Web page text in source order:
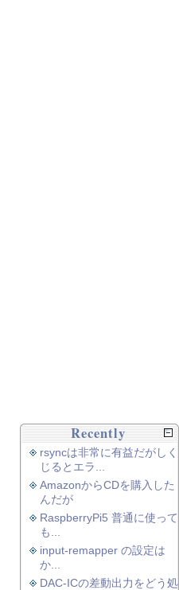
Recently
rsyncは非常に有益だがしく
じるとエラ...
AmazonからCDを購入した
んだが
RaspberryPi5 普通に使って
も...
input-remapper の設定は
か...
DAC-ICの差動出力をどう処